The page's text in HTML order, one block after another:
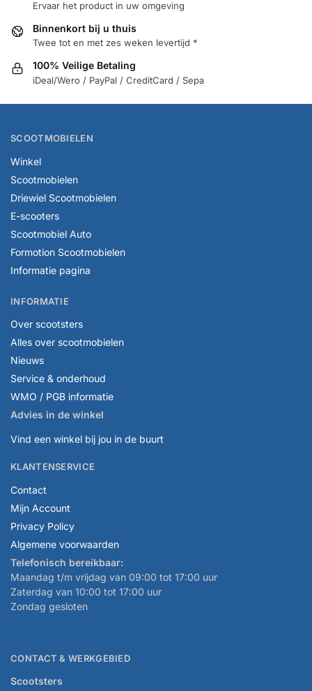
Ervaar het product in uw omgeving
Binnenkort bij u thuis
Twee tot en met zes weken levertijd *
100% Veilige Betaling
iDeal/Wero / PayPal / CreditCard / Sepa
SCOOTMOBIELEN
Winkel
Scootmobielen
Driewiel Scootmobielen
E-scooters
Scootmobiel Auto
Formotion Scootmobielen
Informatie pagina
INFORMATIE
Over scootsters
Alles over scootmobielen
Nieuws
Service & onderhoud
WMO / PGB informatie
Advies in de winkel
Vind een winkel bij jou in de buurt
KLANTENSERVICE
Contact
Mijn Account
Privacy Policy
Algemene voorwaarden
Telefonisch bereikbaar:
Maandag t/m vrijdag van 09:00 tot 17:00 uur
Zaterdag van 10:00 tot 17:00 uur
Zondag gesloten
CONTACT & WERKGEBIED
Scootsters